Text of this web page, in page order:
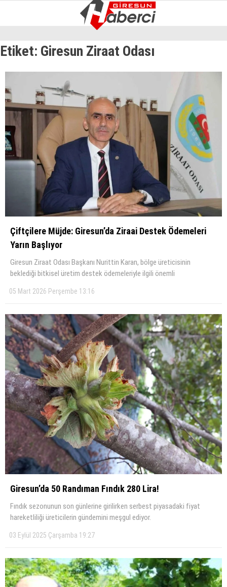
WhatsApp İhbar Hattı
Facebook
Instagram
Youtube
EKONOMI
SIYASET
ASAYIŞ
SPOR
SAĞLIK
KÜLTÜR SANAT
SERVISLER
Etiket: Giresun Ziraat Odası
Çiftçilere Müjde: Giresun’da Ziraai Destek Ödemeleri
Yarın Başlıyor
Giresun Ziraat Odası Başkanı Nurittin Karan, bölge üreticisinin
beklediği bitkisel üretim destek ödemeleriyle ilgili önemli
05 Mart 2026 Perşembe 13:16
Giresun’da 50 Randıman Fındık 280 Lira!
Fındık sezonunun son günlerine girilirken serbest piyasadaki fiyat
hareketliliği üreticilerin gündemini meşgul ediyor.
03 Eylül 2025 Çarşamba 19:27